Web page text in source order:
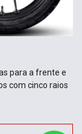
para a frente e
com cinco raios